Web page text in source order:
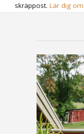
skräppost. Lär dig